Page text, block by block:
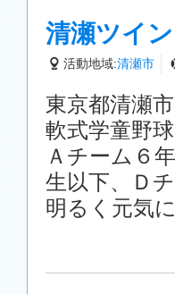
清瀬ツイ
活動地域:清瀬市
東京都清瀬
軟式学童野
Ａチーム６
生以下、Ｄ
明るく元気